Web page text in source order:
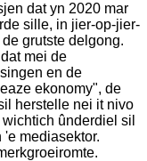
dat yn 2020 mar
sille, in jier-op-jier-
grutste delgong.
mei de
en de
ekonomy", de
herstelle nei it nivo
ûnderdiel sil
mediasektor.